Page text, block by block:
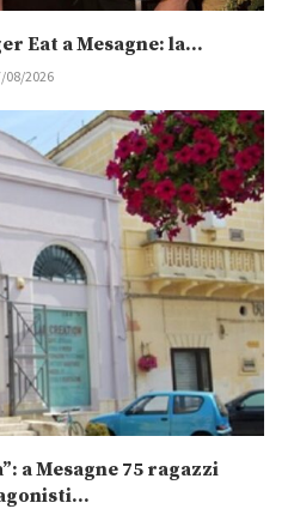
Eat a Mesagne: la...
08/2026
a Mesagne 75 ragazzi